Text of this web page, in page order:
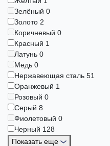
Зелёный 0
Золото 2
Коричневый 0
Красный 1
Латунь 0
Медь 0
Нержавеющая сталь 51
Оранжевый 1
Розовый 0
Серый 8
Фиолетовый 0
Черный 128
Показать еще